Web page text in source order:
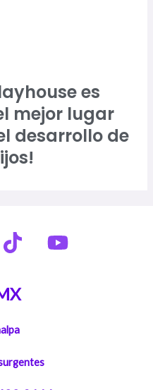
es
mejor lugar
desarrollo de